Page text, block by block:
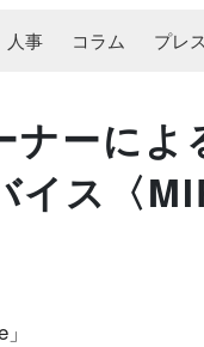
人事 コラム プレ
ナーに
イス〈